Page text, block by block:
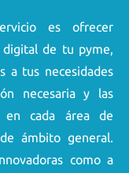
es ofrecer
digital de tu pyme,
a tus necesidades
necesaria y las
en cada área de
ámbito general.
como a